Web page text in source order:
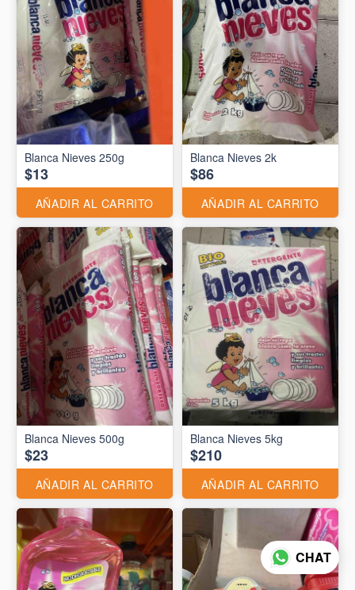
Blanca Nieves 250g
$13
AÑADIR AL CARRITO
Blanca Nieves 2k
$86
AÑADIR AL CARRITO
Blanca Nieves 500g
$23
AÑADIR AL CARRITO
Blanca Nieves 5kg
$210
AÑADIR AL CARRITO
CHAT